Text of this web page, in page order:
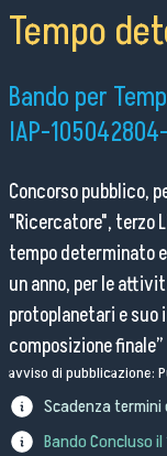
Tempo
Bando per
IAP-
Concorso pubblico,
"Ricercatore", terzo
tempo determinato
un anno, per le
protoplanetari e suo
composizione finale”
avviso di pubblicazione:
Scadenza
Bando Concluso il